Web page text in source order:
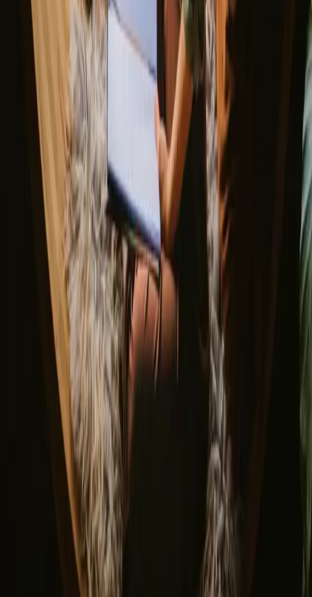
Tips til getaways
Glamping med børn
Unikke vinter ophold 2026
Unikke overnatninger med hund
Udforsk forskellige naturophold
Glamping
Yurt
Glamping med spa
Glamping med vildmarksbad
Trætop overnatning
Tiny house i Danmark
Hvor skal du hen?
Danmark
Jylland
Fyn og øerne
Sjælland
Bornholm
Samsø
Norge
Sverige
Opdag Campanyon
▼
Kundecenter
Bålfortællinger
Eventyrfortællinger
Har du et unikt opholdssted?
Henvis en vært
Afbestillingspolitik
Lad os inspirere dig med de mest unikke getaways